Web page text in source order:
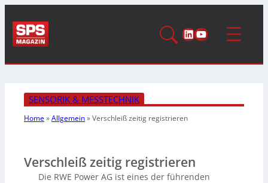
LinkedIn
YouTube
SENSORIK & MESSTECHNIK
Home»Allgemein»Verschleiß zeitig registrieren
Verschleiß zeitig registrieren
Die RWE Power AG ist eines der führenden